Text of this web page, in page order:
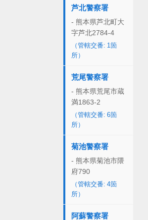
芦北警察署
- 熊本県芦北町大
字芦北2784-4
（管轄交番: 1箇
所）
荒尾警察署
- 熊本県荒尾市蔵
満1863-2
（管轄交番: 6箇
所）
菊池警察署
- 熊本県菊池市隈
府790
（管轄交番: 4箇
所）
阿蘇警察署